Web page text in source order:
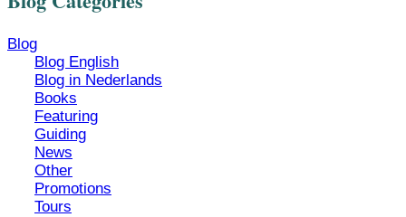
Blog
Blog English
Blog in Nederlands
Books
Featuring
Guiding
News
Other
Promotions
Tours